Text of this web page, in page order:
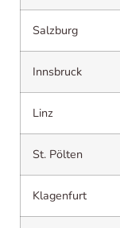
Salzburg
Innsbruck
Linz
St. Pölten
Klagenfurt